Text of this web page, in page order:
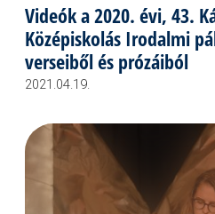
Videók a 2020. évi, 43.
Középiskolás Irodalmi
verseiből és prózáiból
2021.04.19.